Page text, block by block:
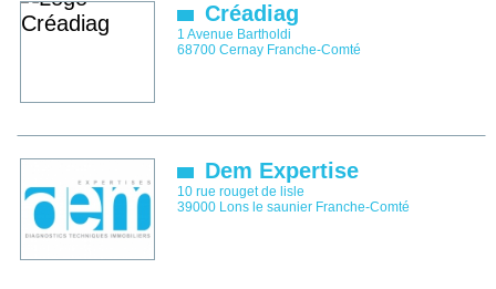
Créadiag
1 Avenue Bartholdi
68700 Cernay Franche-Comté
Dem Expertise
10 rue rouget de lisle
39000 Lons le saunier Franche-Comté